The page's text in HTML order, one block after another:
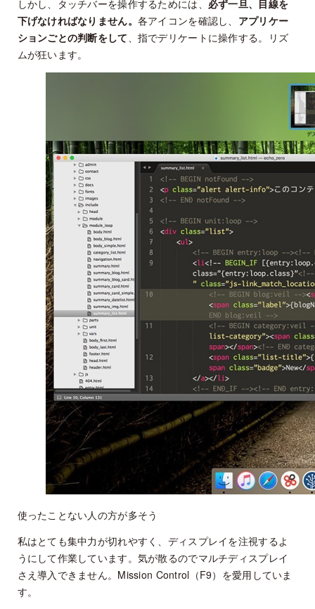
しかし、タッチバーを操作するためには、 必ず一旦、目線を
下げなければなりません。 各アイコンを確認し、 アプリケー
ションごとの判断をして 、指でデリケートに操作する。リズ
ムが狂います。
使ったことない人の方が多そう
私はとても集中力が切れやすく、ディスプレイを注視するよ
うにして作業しています。気が散るのでマルチディスプレイ
さえ導入できません。Mission Control（F9）を愛用していま
す。